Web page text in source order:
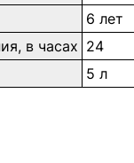
6 лет
в часах 24
5 л